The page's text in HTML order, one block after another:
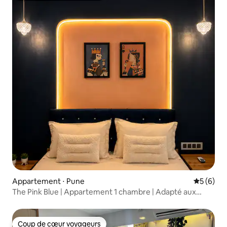
Appartement ⋅ Pune
5 (6)
The Pink Blue | Appartement 1 chambre | Adapté aux
Coup de cœur voyageurs